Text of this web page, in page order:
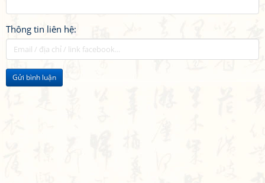
Thông tin liên hệ:
Gửi bình luận